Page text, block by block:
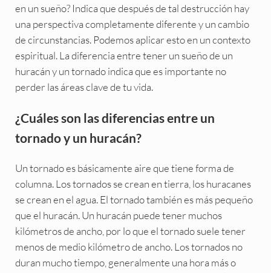
en un sueño? Indica que después de tal destrucción hay
una perspectiva completamente diferente y un cambio
de circunstancias. Podemos aplicar esto en un contexto
espiritual. La diferencia entre tener un sueño de un
huracán y un tornado indica que es importante no
perder las áreas clave de tu vida.
¿Cuáles son las diferencias entre un
tornado y un huracán?
Un tornado es básicamente aire que tiene forma de
columna. Los tornados se crean en tierra, los huracanes
se crean en el agua. El tornado también es más pequeño
que el huracán. Un huracán puede tener muchos
kilómetros de ancho, por lo que el tornado suele tener
menos de medio kilómetro de ancho. Los tornados no
duran mucho tiempo, generalmente una hora más o